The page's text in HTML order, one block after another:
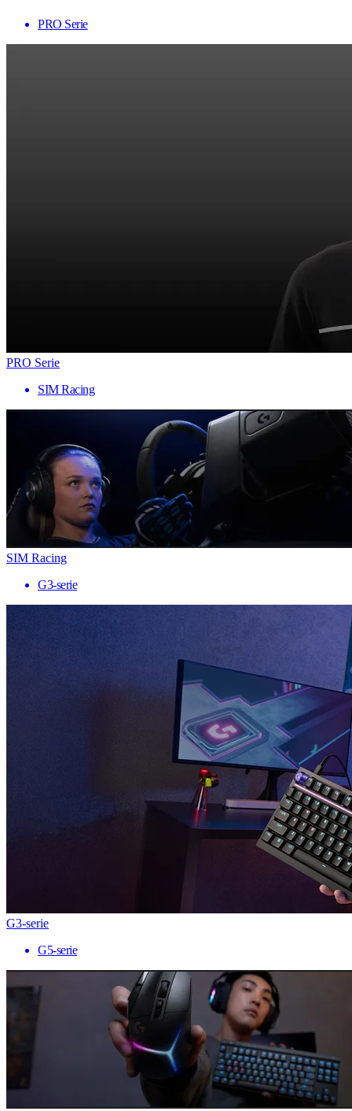
PRO Serie
PRO Serie
SIM Racing
SIM Racing
G3-serie
G3-serie
G5-serie